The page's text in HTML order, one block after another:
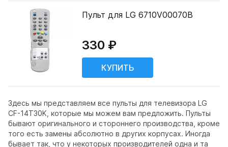
Здесь мы представляем все пульты для телевизора LG
CF-14T30K, которые мы можем вам предложить. Пульты
бывают оригинального и стороннего производства, кроме
того есть замены абсолютно в других корпусах. Иногда
бывает так, что у некоторых производителей одна и та
Пульт для LG 6710V00070B
330 ₽